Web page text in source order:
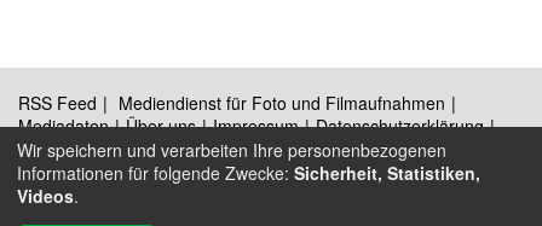
RSS Feed
Mediendienst für Foto und Filmaufnahmen
Mediadaten
Über uns Impressum
Datenschutzerklärung
Kontakt
Wir speichern und verarbeiten Ihre personenbezogenen
Informationen für folgende Zwecke: Sicherheit, Statistiken,
Videos.